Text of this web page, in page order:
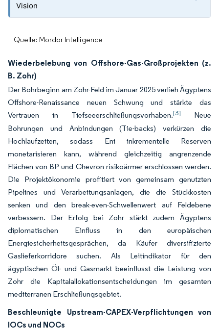
Vision
Quelle: Mordor Intelligence
Wiederbelebung von Offshore-Gas-Großprojekten (z.
B. Zohr)
Der Bohrbeginn am Zohr-Feld im Januar 2025 verlieh Ägyptens
Offshore-Renaissance neuen Schwung und stärkte das
Vertrauen in Tiefseeerschließungsvorhaben.[3]
Neue
Bohrungen und Anbindungen (Tie-backs) verkürzen die
Hochlaufzeiten, sodass Eni inkrementelle Reserven
monetarisieren kann, während gleichzeitig angrenzende
Flächen von BP und Chevron risikoärmer erschlossen werden.
Die Projektökonomie profitiert von gemeinsam genutzten
Pipelines und Verarbeitungsanlagen, die die Stückkosten
senken und den break-even-Schwellenwert auf Feldebene
verbessern. Der Erfolg bei Zohr stärkt zudem Ägyptens
diplomatischen Einfluss in den europäischen
Energiesicherheitsgesprächen, da Käufer diversifizierte
Gaslieferkorridore suchen. Als Leitindikator für den
ägyptischen Öl- und Gasmarkt beeinflusst die Leistung von
Zohr die Kapitalallokationsentscheidungen im gesamten
mediterranen Erschließungsgebiet.
Beschleunigte Upstream-CAPEX-Verpflichtungen von
IOCs und NOCs